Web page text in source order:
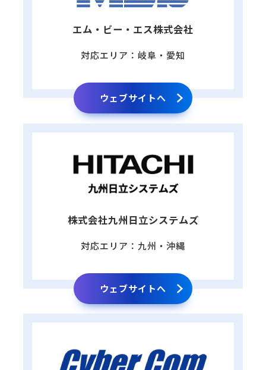
エム・ビー・エス株式会社
対応エリア：岐阜・愛知
ウェブサイトへ
株式会社九州日立システムズ
対応エリア：九州・沖縄
ウェブサイトへ